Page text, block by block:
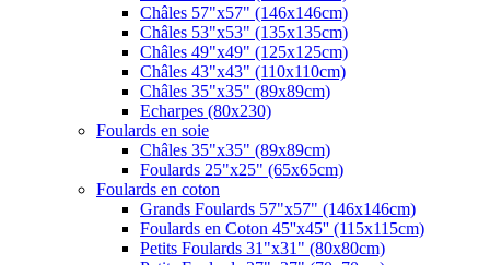
Châles 57"x57" (146x146cm)
Châles 53"x53" (135x135cm)
Châles 49"x49" (125x125cm)
Châles 43"x43" (110x110cm)
Châles 35"x35" (89x89cm)
Echarpes (80х230)
Foulards en soie
Châles 35"x35" (89x89cm)
Foulards 25"x25" (65x65cm)
Foulards en coton
Grands Foulards 57"x57" (146x146cm)
Foulards en Coton 45''x45'' (115x115cm)
Petits Foulards 31"x31" (80x80cm)